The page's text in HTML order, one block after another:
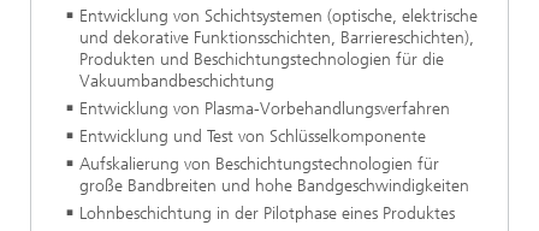
Entwicklung von Schichtsystemen (optische, elektrische
und dekorative Funktionsschichten, Barriereschichten),
Produkten und Beschichtungstechnologien für die
Vakuumbandbeschichtung
Entwicklung von Plasma-Vorbehandlungsverfahren
Entwicklung und Test von Schlüsselkomponente
Aufskalierung von Beschichtungstechnologien für
große Bandbreiten und hohe Bandgeschwindigkeiten
Lohnbeschichtung in der Pilotphase eines Produktes